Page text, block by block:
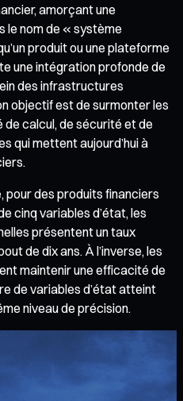
amorçant une
le nom de « système
produit ou une plateforme
une intégration profonde de
des infrastructures
objectif est de surmonter les
calcul, de sécurité et de
qui mettent aujourd’hui à
pour des produits financiers
cinq variables d’état, les
présentent un taux
de dix ans. À l’inverse, les
maintenir une efficacité de
de variables d’état atteint
niveau de précision.